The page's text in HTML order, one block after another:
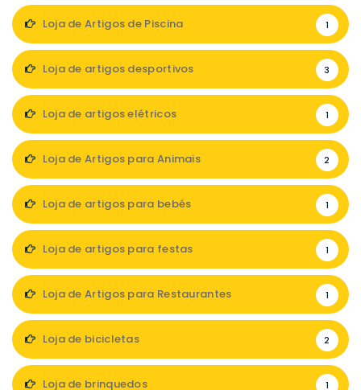
Loja de Artigos de Piscina 1
Loja de artigos desportivos 3
Loja de artigos elétricos 1
Loja de Artigos para Animais 2
Loja de artigos para bebés 1
Loja de artigos para festas 1
Loja de Artigos para Restaurantes 1
Loja de bicicletas 2
Loja de brinquedos 1